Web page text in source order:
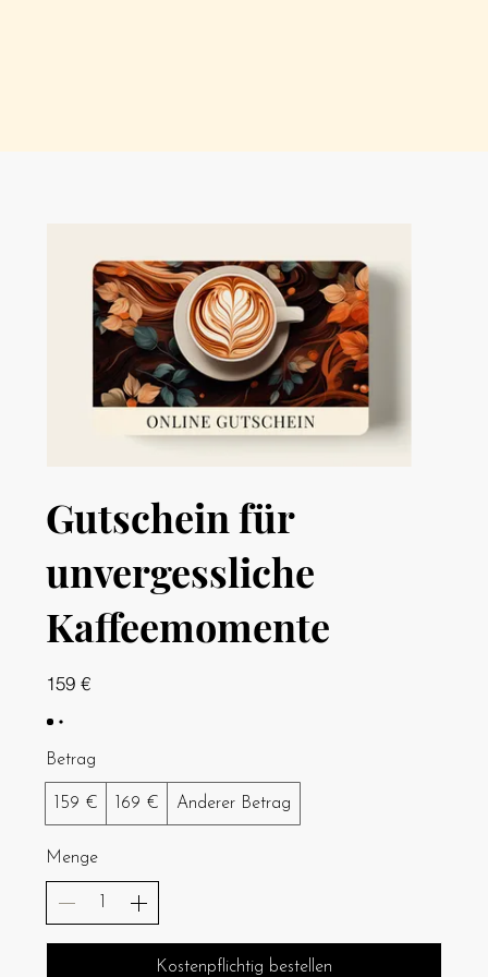
Gutschein für
unvergessliche
Kaffeemomente
159 €
Betrag
159 € 169 € Anderer Betrag
Menge
Kostenpflichtig bestellen